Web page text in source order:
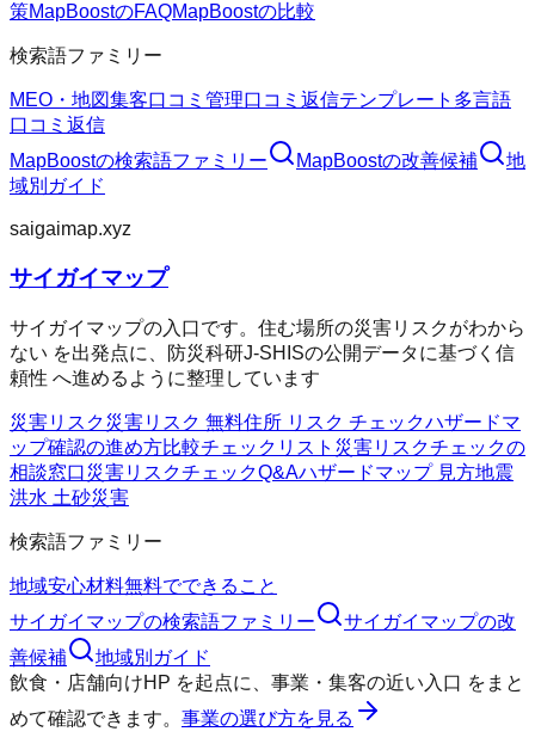
策MapBoostのFAQMapBoostの比較
検索語ファミリー
MEO・地図集客口コミ管理口コミ返信テンプレート 多言語
口コミ返信
MapBoostの検索語ファミリー MapBoostの改善候補
地
域別ガイド
saigaimap.xyz
サイガイマップ
サイガイマップの入口です。住む場所の災害リスクがわから
ない を出発点に、防災科研J-SHISの公開データに基づく信
頼性 へ進めるように整理しています
災害リスク災害リスク 無料住所 リスク チェックハザードマ
ップ確認の進め方比較チェックリスト 災害リスクチェックの
相談窓口災害リスクチェックQ&Aハザードマップ 見方地震
洪水 土砂災害
検索語ファミリー
地域安心材料無料でできること
サイガイマップの検索語ファミリー サイガイマップの改
善候補
地域別ガイド
飲食・店舗向けHP を起点に、 事業・集客の近い入口 をまと
めて確認できます。 事業の選び方を見る